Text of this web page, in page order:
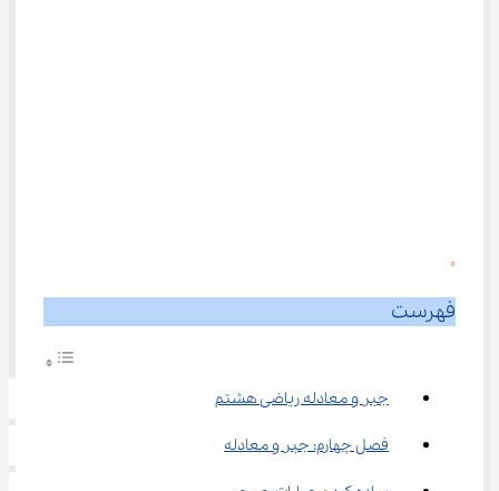
0
فهرست
جبر و معادله ریاضی هشتم
فصل چهارم: جبر و معادله